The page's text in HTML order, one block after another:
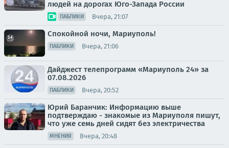
людей на дорогах Юго-Запада России
ПАБЛИКИ Вчера, 21:07
Спокойной ночи, Мариуполь!
ПАБЛИКИ Вчера, 21:06
Дайджест телепрограмм «Мариуполь 24» за
07.08.2026
ПАБЛИКИ Вчера, 20:52
Юрий Баранчик: Информацию выше
подтверждаю - знакомые из Мариуполя пишут,
что уже семь дней сидят без электричества
МНЕНИЯ Вчера, 20:48